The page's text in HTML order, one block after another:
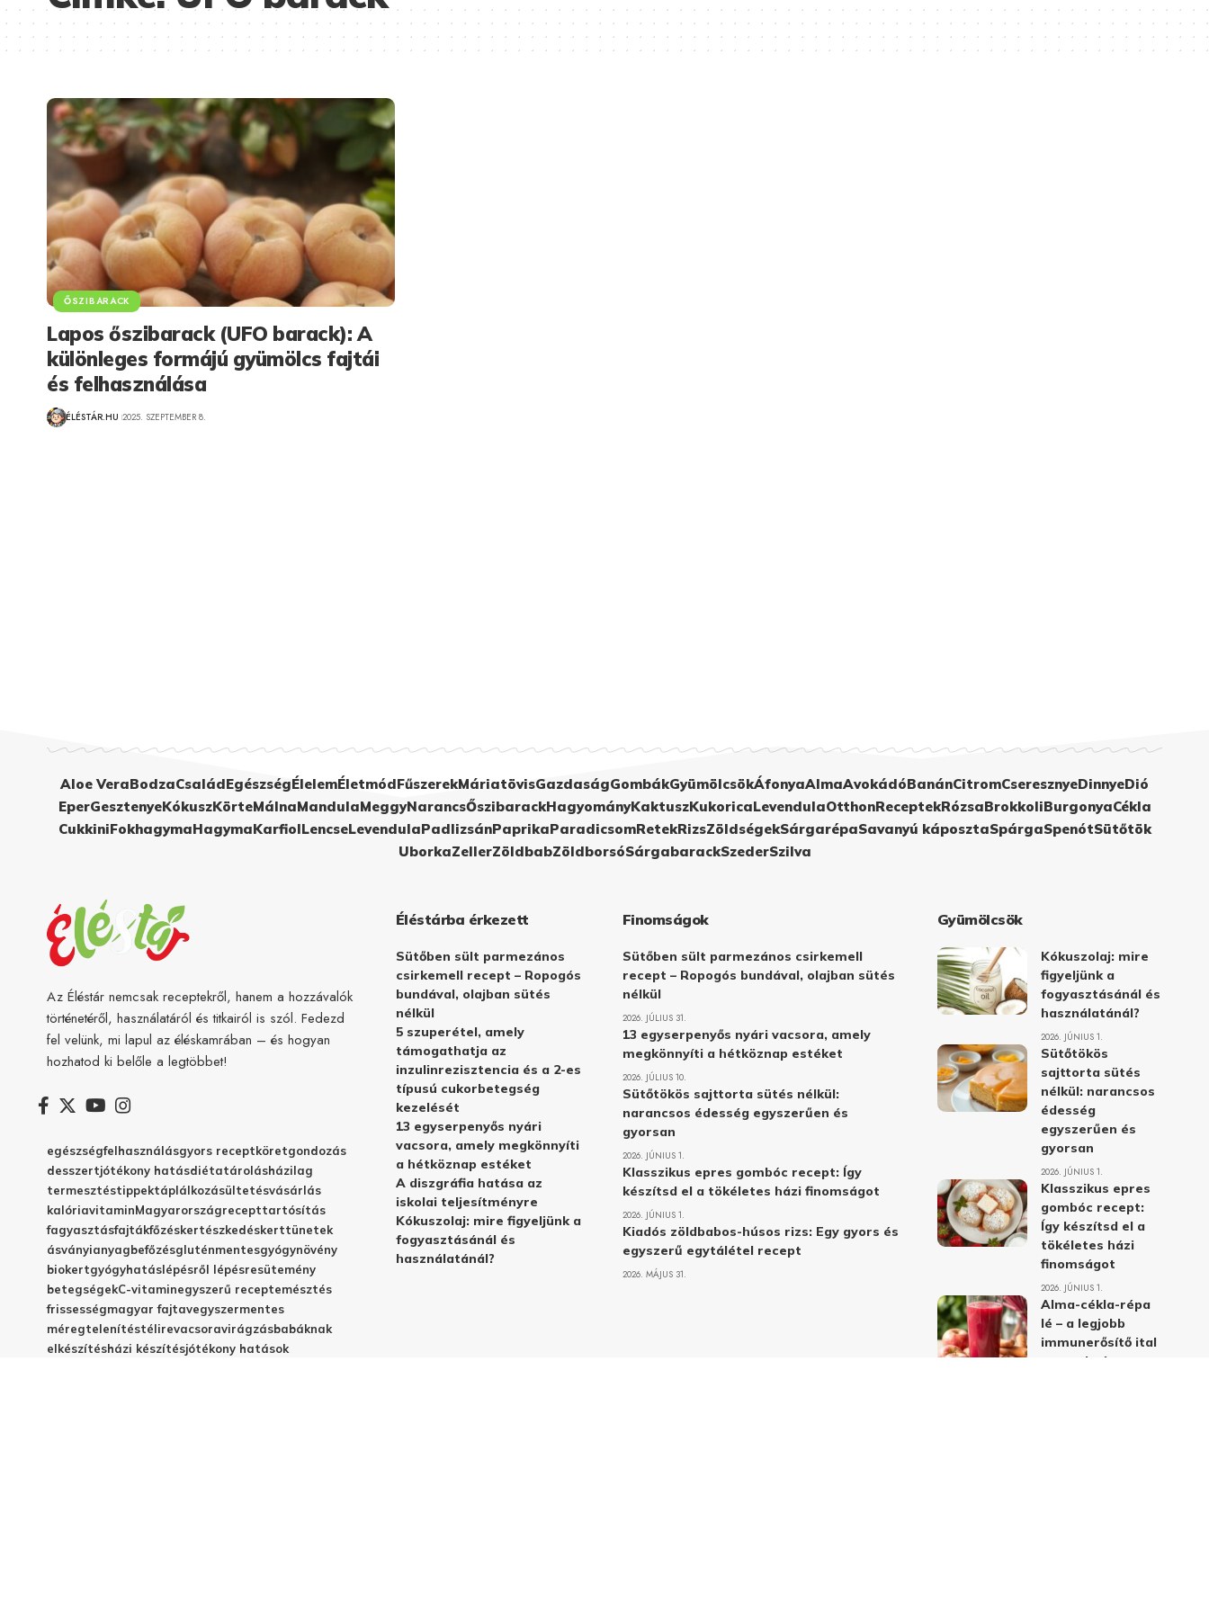
ŐSZIBARACK
Lapos őszibarack (UFO barack): A
különleges formájú gyümölcs fajtái
és felhasználása
ÉLÉSTÁR.HU 2025. SZEPTEMBER 8.
Aloe VeraBodzaCsaládEgészségÉlelemÉletmódFűszerekMáriatövisGazdaságGombákGyümölcsökÁfonyaAlmaAvokádóBanánCitromCseresznyeDinnyeDió
EperGesztenyeKókuszKörteMálnaMandulaMeggyNarancsŐszibarackHagyományKaktuszKukoricaLevendulaOtthonReceptekRózsaBrokkoliBurgonyaCékla
CukkiniFokhagymaHagymaKarfiolLencseLevendulaPadlizsánPaprikaParadicsomRetekRizsZöldségekSárgarépaSavanyú káposztaSpárgaSpenótSütőtök
UborkaZellerZöldbabZöldborsóSárgabarackSzederSzilva
Az Éléstár nemcsak receptekről, hanem a hozzávalók
történetéről, használatáról és titkairól is szól. Fedezd
fel velünk, mi lapul az éléskamrában – és hogyan
hozhatod ki belőle a legtöbbet!
egészségfelhasználásgyors receptköretgondozás
desszertjótékony hatásdiétatárolásházilag
termesztéstippektáplálkozásültetésvásárlás
kalóriavitaminMagyarországrecepttartósítás
fagyasztásfajtákfőzéskertészkedéskerttünetek
ásványianyagbefőzésgluténmentesgyógynövény
biokertgyógyhatáslépésről lépésresütemény
betegségekC-vitaminegyszerű receptemésztés
frissességmagyar fajtavegyszermentes
méregtelenítéstélirevacsoravirágzásbabáknak
elkészítésházi készítésjótékony hatások
Éléstárba érkezett
Sütőben sült parmezános
csirkemell recept – Ropogós
bundával, olajban sütés
nélkül
5 szuperétel, amely
támogathatja az
inzulinrezisztencia és a 2-es
típusú cukorbetegség
kezelését
13 egyserpenyős nyári
vacsora, amely megkönnyíti
a hétköznap estéket
A diszgráfia hatása az
iskolai teljesítményre
Kókuszolaj: mire figyeljünk a
fogyasztásánál és
használatánál?
Finomságok
Sütőben sült parmezános csirkemell
recept – Ropogós bundával, olajban sütés
nélkül
2026. JÚLIUS 31.
13 egyserpenyős nyári vacsora, amely
megkönnyíti a hétköznap estéket
2026. JÚLIUS 10.
Sütőtökös sajttorta sütés nélkül:
narancsos édesség egyszerűen és
gyorsan
2026. JÚNIUS 1.
Klasszikus epres gombóc recept: Így
készítsd el a tökéletes házi finomságot
2026. JÚNIUS 1.
Kiadós zöldbabos-húsos rizs: Egy gyors és
egyszerű egytálétel recept
2026. MÁJUS 31.
Gyümölcsök
Kókuszolaj: mire
figyeljünk a
fogyasztásánál és
használatánál?
2026. JÚNIUS 1.
Sütőtökös
sajttorta sütés
nélkül: narancsos
édesség
egyszerűen és
gyorsan
2026. JÚNIUS 1.
Klasszikus epres
gombóc recept:
Így készítsd el a
tökéletes házi
finomságot
2026. JÚNIUS 1.
Alma-cékla-répa
lé – a legjobb
immunerősítő ital
receptje és